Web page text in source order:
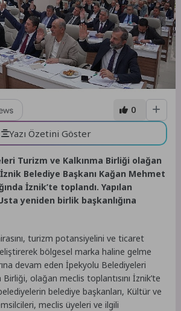
0
Yazı Özetini Göster
Turizm ve Kalkınma Birliği olağan
Belediye Başkanı Kağan Mehmet
İznik’te toplandı. Yapılan
yeniden birlik başkanlığına
turizm potansiyelini ve ticaret
bölgesel marka haline gelme
devam eden İpekyolu Belediyeleri
olağan meclis toplantısını İznik’te
belediye başkanları, Kültür ve
meclis üyeleri ve ilgili